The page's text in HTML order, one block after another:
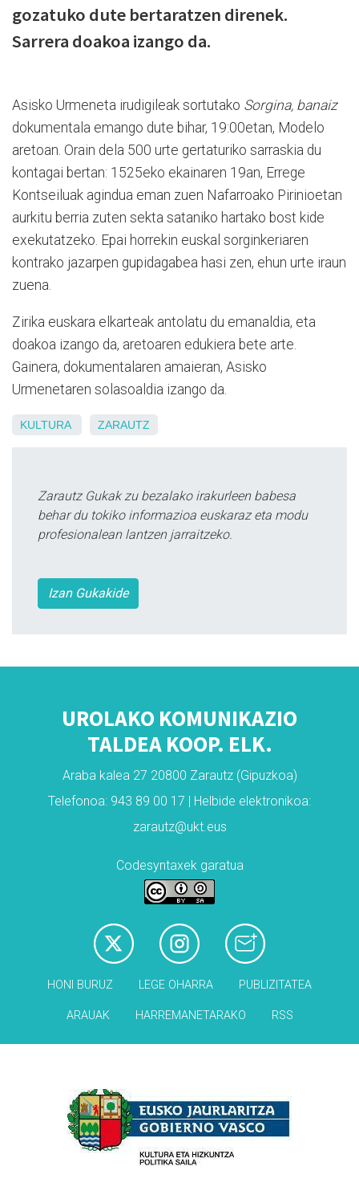
gozatuko dute bertaratzen direnek.
Sarrera doakoa izango da.
Asisko Urmeneta irudigileak sortutako Sorgina, banaiz
dokumentala emango dute bihar, 19:00etan, Modelo
aretoan. Orain dela 500 urte gertaturiko sarraskia du
kontagai bertan: 1525eko ekainaren 19an, Errege
Kontseiluak agindua eman zuen Nafarroako Pirinioetan
aurkitu berria zuten sekta sataniko hartako bost kide
exekutatzeko. Epai horrekin euskal sorginkeriaren
kontrako jazarpen gupidagabea hasi zen, ehun urte iraun
zuena.
Zirika euskara elkarteak antolatu du emanaldia, eta
doakoa izango da, aretoaren edukiera bete arte.
Gainera, dokumentalaren amaieran, Asisko
Urmenetaren solasoaldia izango da.
KULTURA ZARAUTZ
Zarautz Gukak zu bezalako irakurleen babesa
behar du tokiko informazioa euskaraz eta modu
profesionalean lantzen jarraitzeko.
Izan Gukakide
UROLAKO KOMUNIKAZIO
TALDEA KOOP. ELK.
Araba kalea 27 20800 Zarautz (Gipuzkoa)
Telefonoa: 943 89 00 17 | Helbide elektronikoa:
zarautz@ukt.eus
Codesyntaxek garatua
HONI BURUZ LEGE OHARRA PUBLIZITATEA
ARAUAK HARREMANETARAKO RSS